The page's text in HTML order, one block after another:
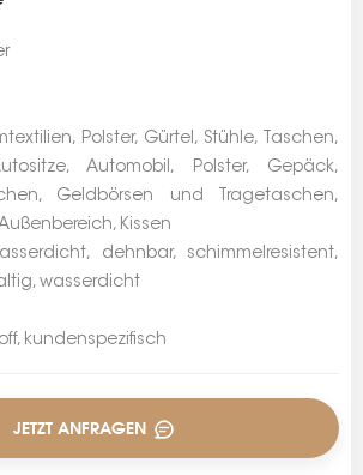
Polster, Gürtel, Stühle, Taschen,
Automobil, Polster, Gepäck,
Geldbörsen und Tragetaschen,
Kissen
dehnbar, schimmelresistent,
wasserdicht
kundenspezifisch
JETZT ANFRAGEN